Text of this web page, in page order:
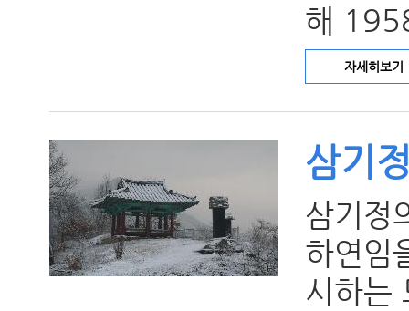
해
자세히보기
삼기
삼기정
하연임
시하는